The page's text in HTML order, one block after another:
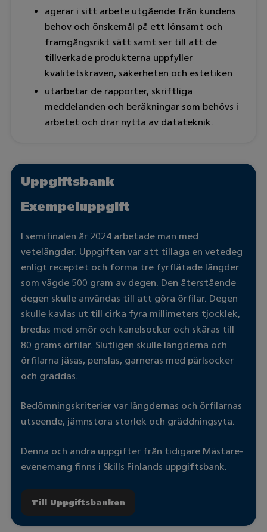
agerar i sitt arbete utgående från kundens
behov och önskemål på ett lönsamt och
framgångsrikt sätt samt ser till att de
tillverkade produkterna uppfyller
kvalitetskraven, säkerheten och estetiken
utarbetar de rapporter, skriftliga
meddelanden och beräkningar som behövs i
arbetet och drar nytta av datateknik.
Uppgiftsbank
Exempeluppgift
I semifinalen år 2024 arbetade man med
vetelängder. Uppgiften var att tillaga en vetedeg
enligt receptet och forma tre fyrflätade längder
som vägde 500 gram av degen. Den återstående
degen skulle användas till att göra örfilar. Degen
skulle kavlas ut till cirka fyra millimeters tjocklek,
bredas med smör och kanelsocker och skäras till
80 grams örfilar. Slutligen skulle längderna och
örfilarna jäsas, penslas, garneras med pärlsocker
och gräddas.
Bedömningskriterier var längdernas och örfilarnas
utseende, jämnstora storlek och gräddningsyta.
Denna och andra uppgifter från tidigare Mästare-
evenemang finns i Skills Finlands uppgiftsbank.
Till Uppgiftsbanken